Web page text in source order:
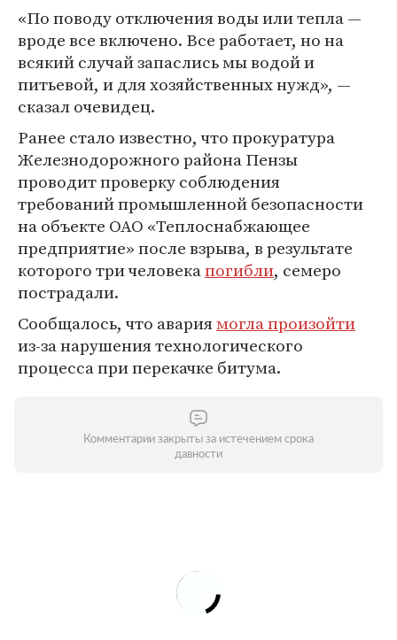
«По поводу отключения воды или тепла —
вроде все включено. Все работает, но на
всякий случай запаслись мы водой и
питьевой, и для хозяйственных нужд», —
сказал очевидец.
Ранее стало известно, что прокуратура
Железнодорожного района Пензы
проводит проверку соблюдения
требований промышленной безопасности
на объекте ОАО «Теплоснабжающее
предприятие» после взрыва, в результате
которого три человекапогибли, семеро
пострадали.
Сообщалось, что авариямогла произойти
из-за нарушения технологического
процесса при перекачке битума.
Комментарии закрыты за истечением срока
давности